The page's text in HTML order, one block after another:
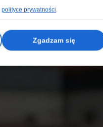
polityce prywatności.
Zgadzam się